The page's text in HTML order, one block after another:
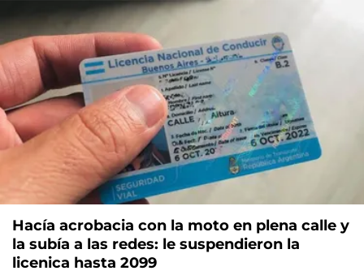
Hacía acrobacia con la moto en plena calle y
la subía a las redes: le suspendieron la
licenica hasta 2099